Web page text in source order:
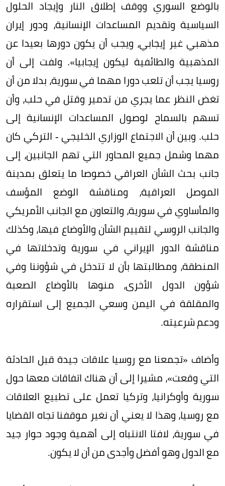
بالوضع السوري ووقف إطلاق النار وإيجاد الحلول
السياسية وتقديم المساعدات الإنسانية، ودور إيران
مذهبي غير إيجابي، ويجب أن يكون دورها بعيدا عن
المذهبية والطائفية ليكون إيجابيا». ولفت إلى أن
روسيا يجب أن تلعب دورا مهما في سورية، بدلا من أن
تغض النظر عما يجري من تدمير وقتل في حلب، وأن
تسهم بالسماح لوصول المساعدات الإنسانية إلى
حلب. وبين أن الاجتماع الوزاري الخليجي - التركي كان
مهما وشمل جميع المحاور التي تهم الجانبين، إلى
جانب بحث الشأن العراقي خصوصا ما يتعلق بمدينة
الموصل العراقية، ومناقشة الوضع المؤسف
والمأساوي في سورية، والتعاون مع الجانب الأمريكي
والجانب الروسي لتقييم الشأن والأوضاع فيها، وكذلك
مناقشة الدور الإيراني في سورية وتدخلاتها في
المنطقة، ومطالبتها بأن لا تتدخل في شؤوننا وفي
شؤون الدول الأخرى، منوها بالأوضاع الصعبة
والمقلقة في اليمن وسعي الجميع إلى استقراره
ودعم شرعيته.
وأضاف «تجمعنا مع روسيا علاقات جيدة قبل الحادثة
التي وقعت»، مشيرا إلى أن هناك اتفاقات معها حول
سورية وأوكرانيا، وتركيا تعمل على تطبيع العلاقات
مع روسيا، وهذا لا يعني أن نغير موقفنا تجاه القضايا
في سورية، لافتا الانتباه إلى أهمية وجود حوار جيد
مع الدول وهو أفضل وأجدى من أن لا يكون.